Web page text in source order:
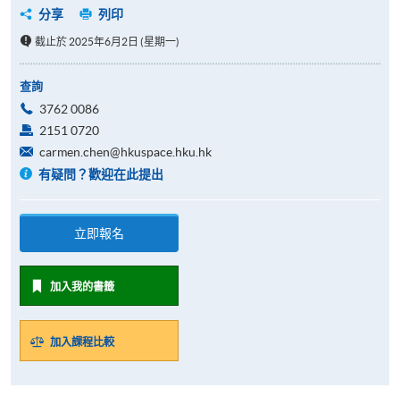
分享
列印
截止於 2025年6月2日 (星期一)
查詢
3762 0086
2151 0720
carmen.chen@hkuspace.hku.hk
有疑問？歡迎在此提出
立即報名
加入我的書籤
加入課程比較